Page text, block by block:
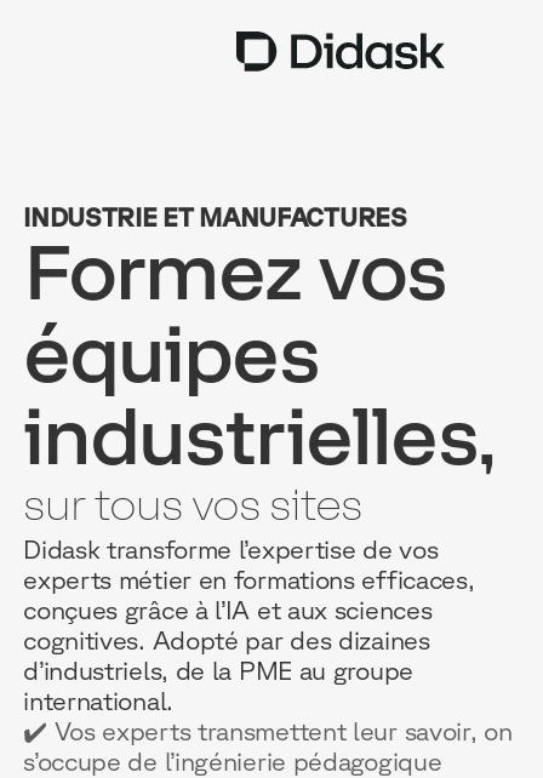
COACHING
NEW
USAGES
POURQUOI DIDASK ?
TARIFS
RESSOURCES
OBTENIR UNE DÉMO
INDUSTRIE ET MANUFACTURES
Formez vos
équipes
industrielles,
sur tous vos sites
Didask transforme l’expertise de vos
experts métier en formations efficaces,
conçues grâce à l’IA et aux sciences
cognitives. Adopté par des dizaines
d’industriels, de la PME au groupe
international.
✔️ Vos experts transmettent leur savoir, on
s’occupe de l’ingénierie pédagogique